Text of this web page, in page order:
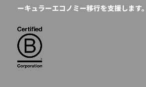
ーキュラーエコノミー移行を支援します。